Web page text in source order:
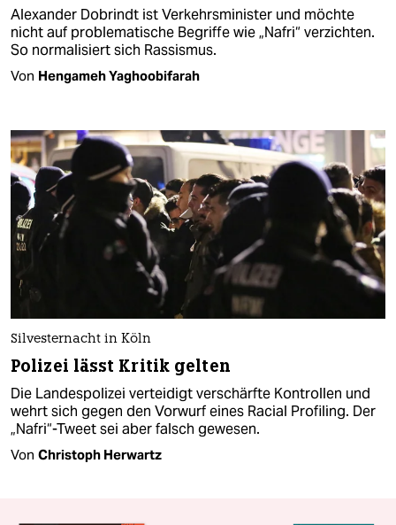
Alexander Dobrindt ist Verkehrsminister und möchte
nicht auf problematische Begriffe wie „Nafri“ verzichten.
So normalisiert sich Rassismus.
Von Hengameh Yaghoobifarah
Silvesternacht in Köln
Polizei lässt Kritik gelten
Die Landespolizei verteidigt verschärfte Kontrollen und
wehrt sich gegen den Vorwurf eines Racial Profiling. Der
„Nafri“-Tweet sei aber falsch gewesen.
Von Christoph Herwartz